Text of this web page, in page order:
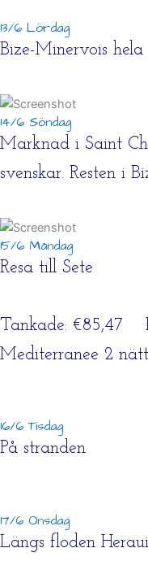
13/6 Lördag
Bize-Minervois
14/6 Söndag
Marknad i Saint
svenskar. Resten i
15/6 Måndag
Resa till Sete
Tankade: €85,47
Mediterranee 2
16/6 Tisdag
På stranden
17/6 Onsdag
Längs floden